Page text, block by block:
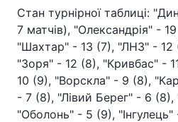
Стан турнірної таблиці:
7 матчів), "Олександрія" -
"Шахтар" - 13 (7), "ЛНЗ" - 12
"Зоря" - 12 (8), "Кривбас" -
10 (9), "Ворскла" - 9 (8),
- 7 (8), "Лівий Берег" - 6
"Оболонь" - 5 (9),